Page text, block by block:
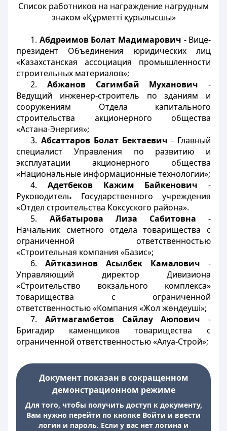
Список работников на награждение нагрудным
знаком «Құрметті қурылысшы»
1. Абдрәимов Болат Мадимарович - Вице-
президент Объединения юридических лиц
«Казахстанская ассоциация промышленности
строительных материалов»;
2.Абжанов Сагимбай Муханович-
Ведущий инженер-строитель по зданиям и
сооружениям Отдела капитального
строительства акционерного общества
«Астана-Энергия»;
3. Абсаттаров Болат Бектаевич - Главный
специалист Управления по развитию и
эксплуатации акционерного общества
«Национальные информационные технологии»;
4.Адетбеков Кажим Байкенович -
Руководитель Государственного учреждения
«Отдел строительства Коксуского района».
5. Айбатырова Лиза Сабитовна-
Начальник сметного отдела товарищества с
ограниченной ответственностью
«Строительная компания «Базис»;
6.Айтказинов Асылбек Камалович-
Управляющий директор Дивизиона
«Строительство вокзального комплекса»
товарищества с ограниченной
ответственностью «Компания «Жол жөндеуші»;
7.Айтмагамбетов Сайлау Аюпович-
Бригадир каменщиков товарищества с
ограниченной ответственностью «Алуа-Строй»;
Документ показан в сокращенном
демонстрационном режиме
Для того, чтобы получить доступ к документу,
Вам нужно перейти по кнопке Войти и ввести
логин и пароль. Если у вас нет логина и